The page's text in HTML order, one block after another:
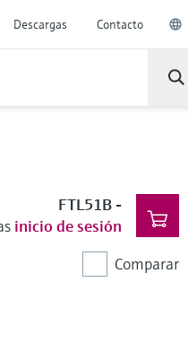
Descargas Contacto
FTL51B-
inicio de sesión
Comparar